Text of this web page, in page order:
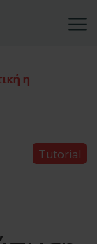
η
Tutorial